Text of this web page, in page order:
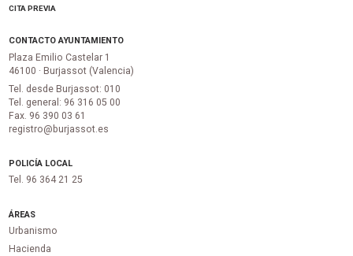
CITA PREVIA
CONTACTO AYUNTAMIENTO
Plaza Emilio Castelar 1
46100 · Burjassot (Valencia)
Tel. desde Burjassot: 010
Tel. general: 96 316 05 00
Fax. 96 390 03 61
registro@burjassot.es
POLICÍA LOCAL
Tel. 96 364 21 25
ÁREAS
Urbanismo
Hacienda